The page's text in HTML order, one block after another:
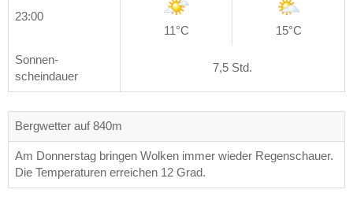
23:00
11°C
15°C
Sonnen-
scheindauer
7,5 Std.
Bergwetter auf 840m
Am Donnerstag bringen Wolken immer wieder Regenschauer.
Die Temperaturen erreichen 12 Grad.